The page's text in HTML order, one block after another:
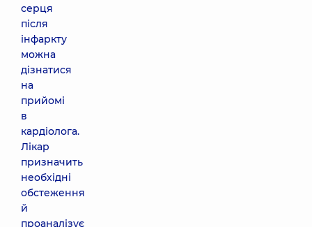
серця
після
інфаркту
можна
дізнатися
на
прийомі
в
кардіолога.
Лікар
призначить
необхідні
обстеження
й
проаналізує